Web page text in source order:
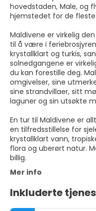
hovedstaden, Male, og
hjemstedet for de
Maldivene er virkelig
til å være i
krystallklart og turkis,
solnedgangene er
du kan forestille deg.
omgivelser, sine
sine strandvillaer, sitt
laguner og sin utsøkte
En tur til Maldivene er
en tilfredsstillelse for
krystallklart vann,
flora og uberørt natur.
billig.
Mer info
Inkluderte